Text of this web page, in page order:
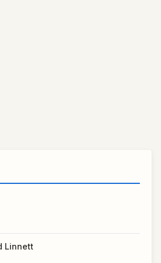
Linnett